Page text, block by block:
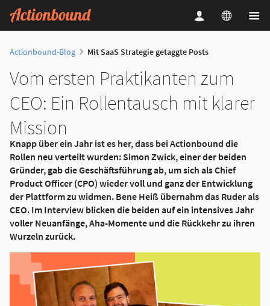
Actionbound-Blog Mit SaaS Strategie getaggte Posts
Vom ersten Praktikanten zum
CEO: Ein Rollentausch mit klarer
Mission
Knapp über ein Jahr ist es her, dass bei Actionbound die
Rollen neu verteilt wurden: Simon Zwick, einer der beiden
Gründer, gab die Geschäftsführung ab, um sich als Chief
Product Officer (CPO) wieder voll und ganz der Entwicklung
der Plattform zu widmen. Bene Heiß übernahm das Ruder als
CEO. Im Interview blicken die beiden auf ein intensives Jahr
voller Neuanfänge, Aha-Momente und die Rückkehr zu ihren
Wurzeln zurück.